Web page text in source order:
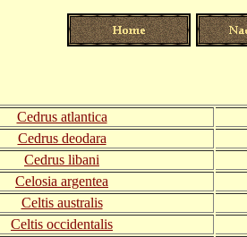
Cedrus atlantica
Cedrus deodara
Cedrus libani
Celosia argentea
Celtis australis
Celtis occidentalis